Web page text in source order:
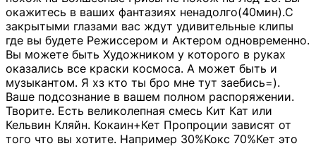
окажитесь в ваших фантазиях ненадолго(40мин).С
закрытыми глазами вас ждут удивительные клипы
где вы будете Режиссером и Актером одновременно.
Вы можете быть Художником у которого в руках
оказались все краски космоса. А может быть и
музыкантом. Я хз кто ты бро мне тут заебись=).
Ваше подсознание в вашем полном распоряжении.
Творите. Есть великолепная смесь Кит Кат или
Кельвин Кляйн. Кокаин+Кет Пропроции зависят от
того что вы хотите. Например 30%Кокс 70%Кет это